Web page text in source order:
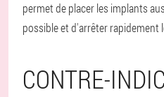
permet de placer les implants
possible et d'arrêter rapidement
CONTRE-